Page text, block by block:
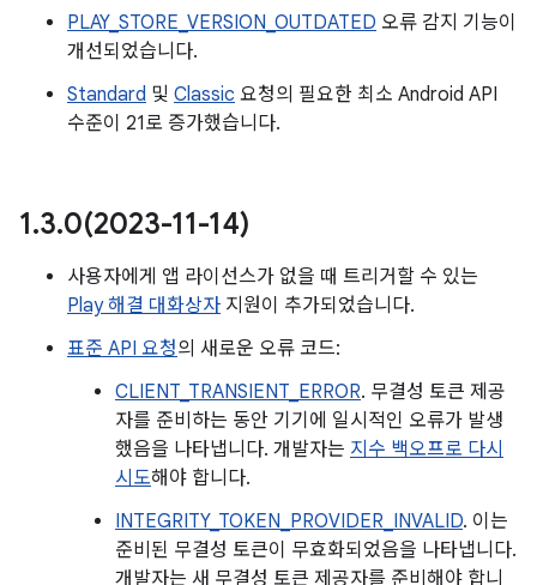
PLAY_STORE_VERSION_OUTDATED 오류 감지 기능이
개선되었습니다.
Standard 및 Classic 요청의 필요한 최소 Android API
수준이 21로 증가했습니다.
1.3.0(2023-11-14)
사용자에게 앱 라이선스가 없을 때 트리거할 수 있는
Play 해결 대화상자 지원이 추가되었습니다.
표준 API 요청의 새로운 오류 코드:
CLIENT_TRANSIENT_ERROR. 무결성 토큰 제공
자를 준비하는 동안 기기에 일시적인 오류가 발생
했음을 나타냅니다. 개발자는 지수 백오프로 다시
시도해야 합니다.
INTEGRITY_TOKEN_PROVIDER_INVALID. 이는
준비된 무결성 토큰이 무효화되었음을 나타냅니다.
개발자는 새 무결성 토큰 제공자를 준비해야 합니